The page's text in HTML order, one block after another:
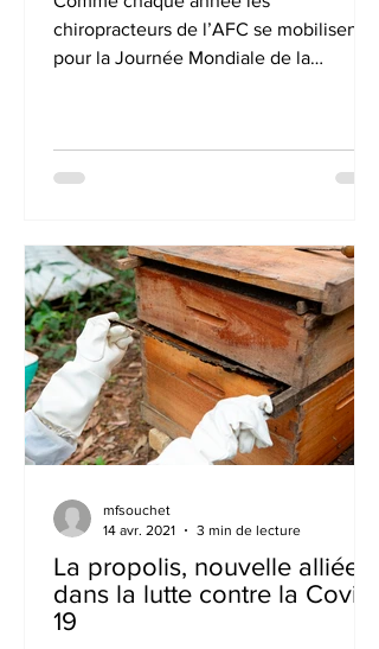
chiropracteurs de l’AFC se mobilisent
pour la Journée Mondiale de la
La propolis, nouvelle alliée
dans la lutte contre la Covid-
19
mfsouchet
14 avr. 2021
3 min de lecture